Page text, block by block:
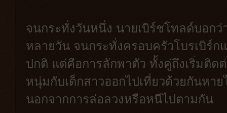
จนกระทั่งวันหนึ่ง นายเบิร์ชโทลด์บอก
หลายวัน จนกระทั่งครอบครัวโบรเบิร์ก
ปกติ แต่คือการลักพาตัว ทั้งคู่ถึงเริ่มติด
หนุ่มกับเด็กสาวออกไปเที่ยวด้วยกันหา
นอกจากการล่อลวงหรือหนีไปตามกัน